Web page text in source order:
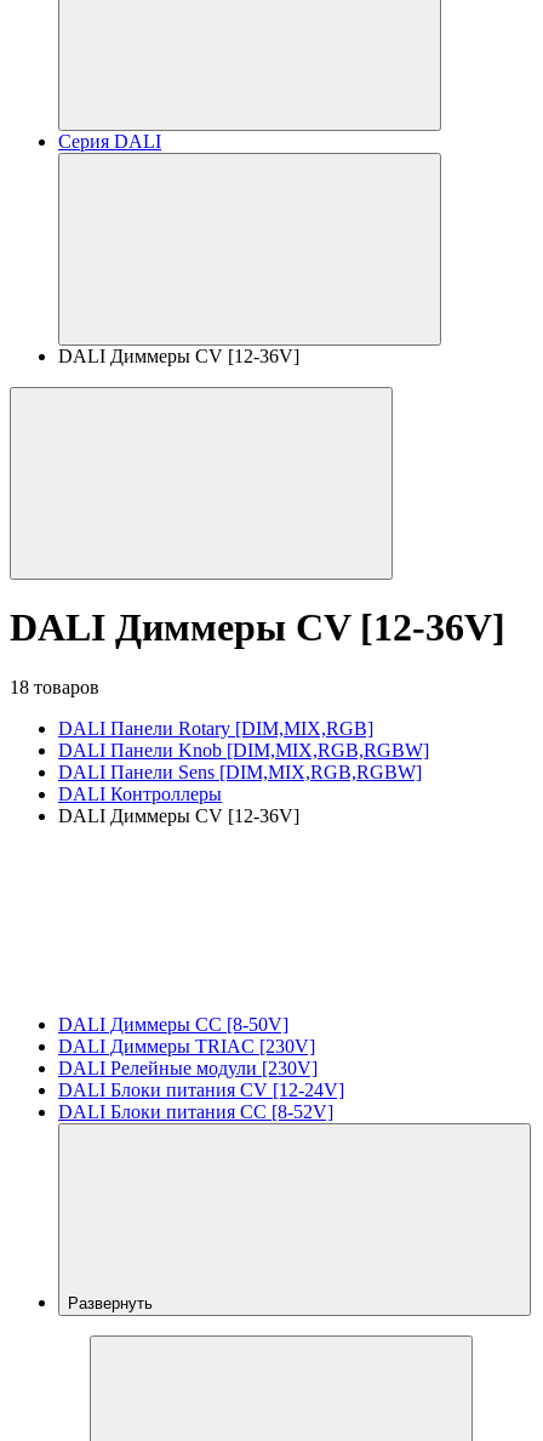
Серия DALI
DALI Диммеры CV [12-36V]
DALI Диммеры CV [12-36V]
18 товаров
DALI Панели Rotary [DIM,MIX,RGB]
DALI Панели Knob [DIM,MIX,RGB,RGBW]
DALI Панели Sens [DIM,MIX,RGB,RGBW]
DALI Контроллеры
DALI Диммеры CV [12-36V]
DALI Диммеры CC [8-50V]
DALI Диммеры TRIAC [230V]
DALI Релейные модули [230V]
DALI Блоки питания CV [12-24V]
DALI Блоки питания CC [8-52V]
Развернуть